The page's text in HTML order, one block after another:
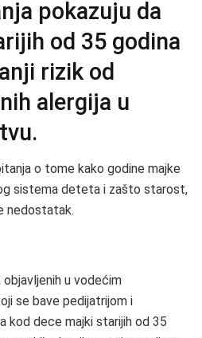
pokazuju da
od 35 godina
rizik od
alergija u
o tome kako godine majke
sistema deteta i zašto starost,
nedostatak.
u vodećim
se bave pedijatrijom i
kod dece majki starijih od 35